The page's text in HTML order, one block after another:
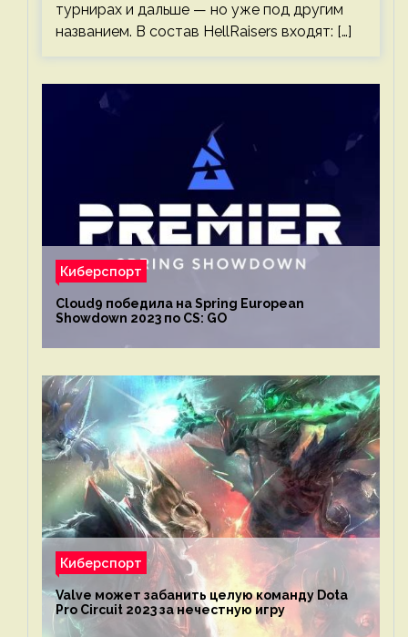
турнирах и дальше — но уже под другим
названием. В состав HellRaisers входят: […]
Киберспорт
Cloud9 победила на Spring European
Showdown 2023 по CS: GO
Киберспорт
Valve может забанить целую команду Dota
Pro Circuit 2023 за нечестную игру